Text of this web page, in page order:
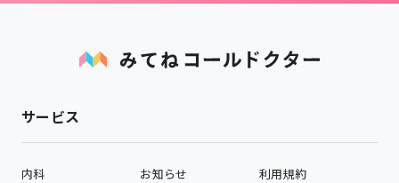
サービス
内科
お知らせ
利用規約